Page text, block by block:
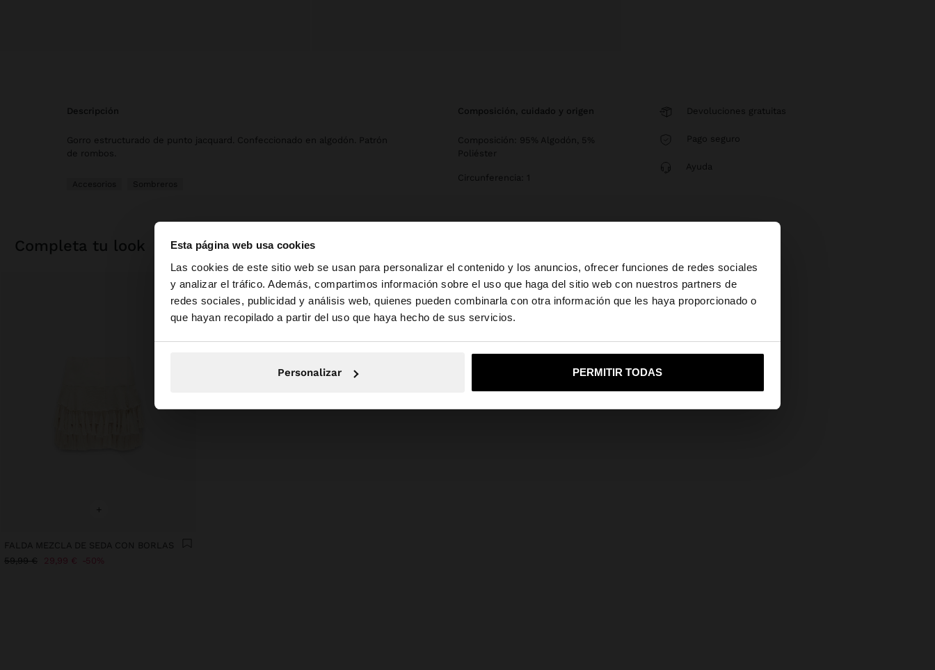
Esta página web usa cookies
Las cookies de este sitio web se usan para personalizar el contenido y los anuncios, ofrecer funciones de redes sociales
y analizar el tráfico. Además, compartimos información sobre el uso que haga del sitio web con nuestros partners de
redes sociales, publicidad y análisis web, quienes pueden combinarla con otra información que les haya proporcionado o
que hayan recopilado a partir del uso que haya hecho de sus servicios.
Personalizar PERMITIR TODAS
hola ×
Estás accediendo a la web de España. ¿Quieres ir a la web de United States?
No, continuar en la web de España Sí, llévame a United States
descripción
Gorro estructurado de punto jacquard. Confeccionado en algodón. Patrón
de rombos.
Accesorios Sombreros
composición, cuidado y origen
Composición: 95% Algodón, 5%
Poliéster
Circunferencia: 1
Devoluciones gratuitas
Pago seguro
Ayuda
completa tu look
+
FALDA MEZCLA DE SEDA CON BORLAS
59,99 € 29,99 € 50%